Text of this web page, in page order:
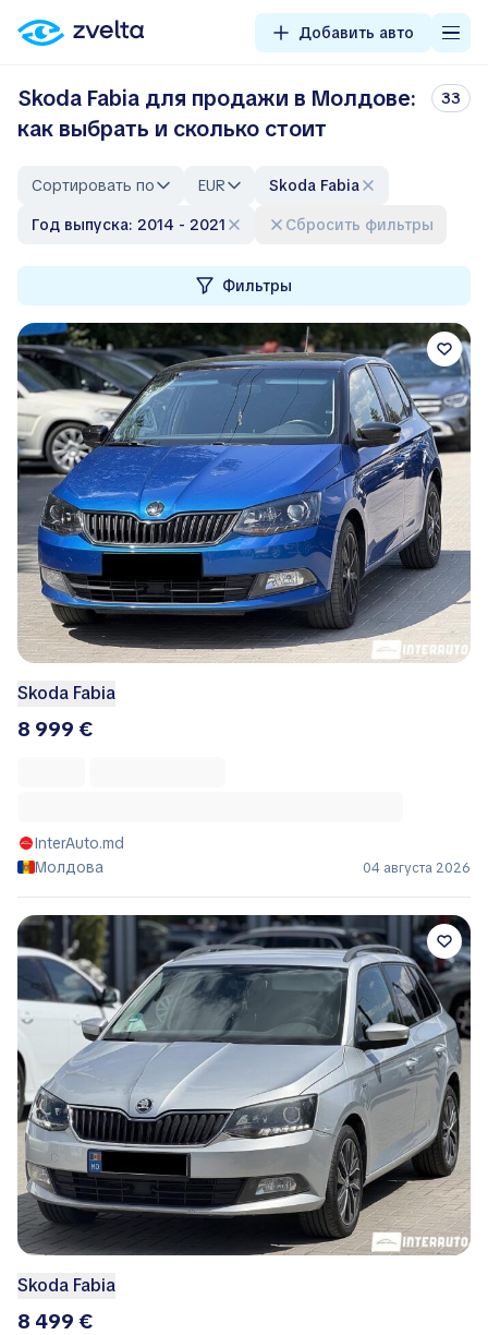
Добавить авто
Skoda Fabia для продажи в Молдове:
как выбрать и сколько стоит
33
Сортировать по EUR
Skoda Fabia
Год выпуска: 2014 - 2021
Сбросить фильтры
Фильтры
Skoda Fabia
8 999 €
InterAuto.md
Молдова
04 августа 2026
Skoda Fabia
8 499 €